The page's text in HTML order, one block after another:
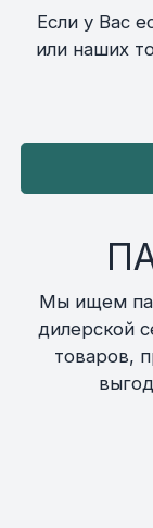
Если у Вас
или наших
Мы ищем
дилерской
товаров,